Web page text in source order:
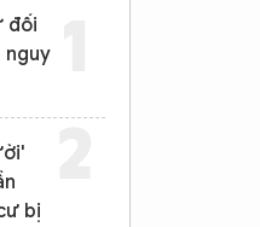
đối
bị